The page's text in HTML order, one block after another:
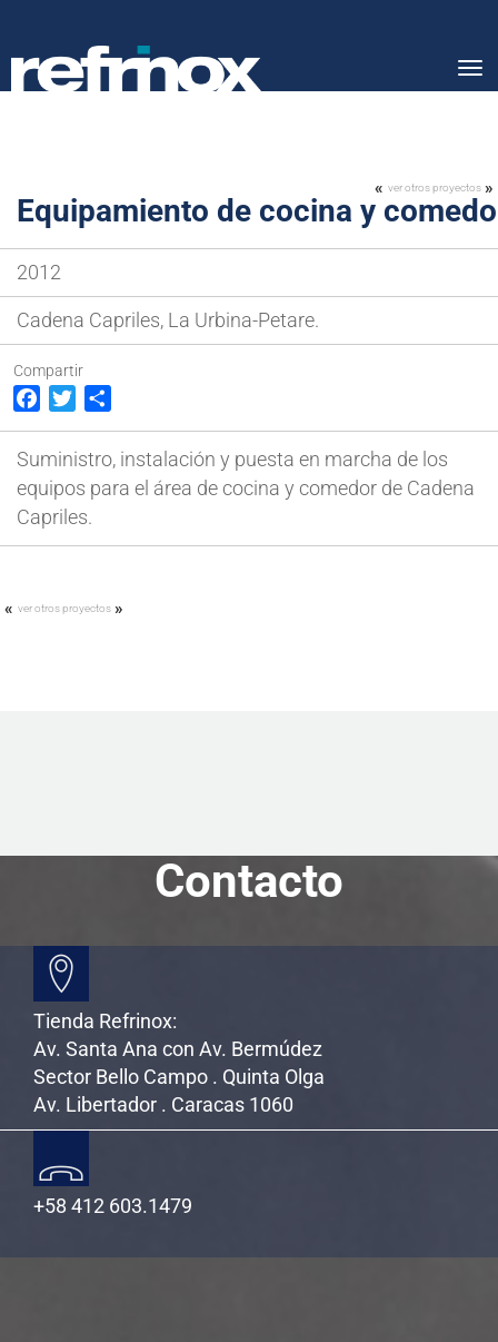
« ver otros proyectos »
Equipamiento de cocina y
2012
Cadena Capriles, La Urbina-Petare.
Compartir
Facebook
Twitter
Suministro, instalación y puesta en marcha de los
equipos para el área de cocina y comedor de Cadena
Capriles.
« ver otros proyectos »
Contacto
Tienda Refrinox:
Av. Santa Ana con Av. Bermúdez
Sector Bello Campo . Quinta Olga
Av. Libertador . Caracas 1060
+58 412 603.1479